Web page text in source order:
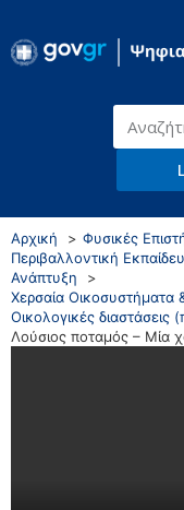
Αρχική
Φυσικές
Περιβαλλοντική
Ανάπτυξη
Χερσαία
Οικολογικές διαστάσεις
Λούσιος ποταμός – Μία